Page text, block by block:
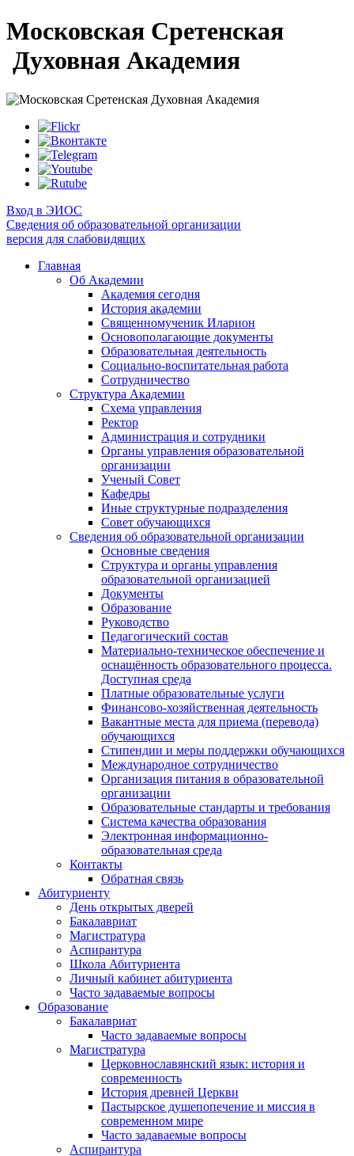
Московская Сретенская
Духовная Академия
Вход в ЭИОС
Сведения об образовательной организации
версия для слабовидящих
Главная
Об Академии
Академия сегодня
История академии
Священномученик Иларион
Основополагающие документы
Образовательная деятельность
Социально-воспитательная работа
Сотрудничество
Структура Академии
Схема управления
Ректор
Администрация и сотрудники
Органы управления образовательной
организации
Ученый Совет
Кафедры
Иные структурные подразделения
Совет обучающихся
Сведения об образовательной организации
Основные сведения
Структура и органы управления
образовательной организацией
Документы
Образование
Руководство
Педагогический состав
Материально-техническое обеспечение и
оснащённость образовательного процесса.
Доступная среда
Платные образовательные услуги
Финансово-хозяйственная деятельность
Вакантные места для приема (перевода)
обучающихся
Стипендии и меры поддержки обучающихся
Международное сотрудничество
Организация питания в образовательной
организации
Образовательные стандарты и требования
Система качества образования
Электронная информационно-
образовательная среда
Контакты
Обратная связь
Абитуриенту
День открытых дверей
Бакалавриат
Магистратура
Аспирантура
Школа Абитуриента
Личный кабинет абитуриента
Часто задаваемые вопросы
Образование
Бакалавриат
Часто задаваемые вопросы
Магистратура
Церковнославянский язык: история и
современность
История древней Церкви
Пастырское душепопечение и миссия в
современном мире
Часто задаваемые вопросы
Аспирантура